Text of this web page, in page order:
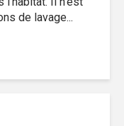
de lavage...